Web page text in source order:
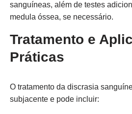
sanguíneas, além de testes
medula óssea, se necessário.
Tratamento e
Práticas
O tratamento da discrasia
subjacente e pode incluir: